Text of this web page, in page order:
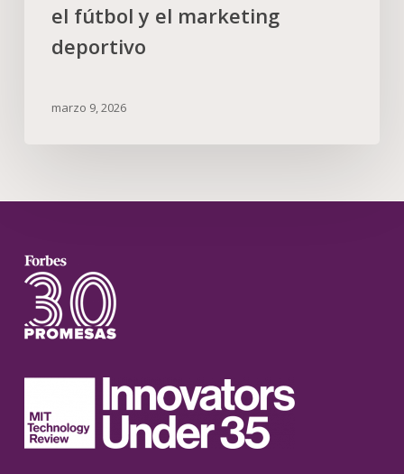
el fútbol y el marketing
deportivo
marzo 9, 2026